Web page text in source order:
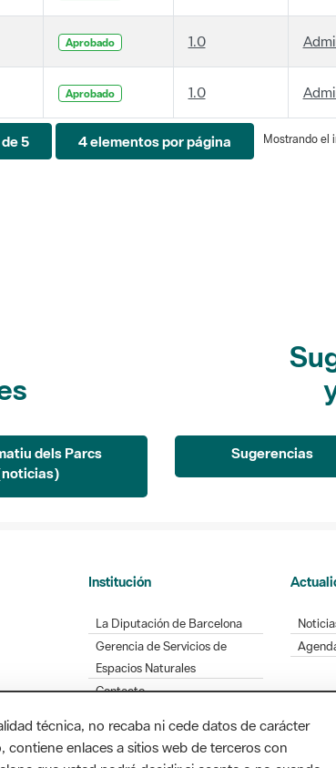
Aprobado 1.0
Aprobado 1.0
5 4 elementos por página Mostrando el
dels Parcs
Sugerencias
Institución
La Diputación de Barcelona
Gerencia de Servicios de
Espacios Naturales
Contacto
técnica, no recaba ni cede datos de carácter
enlaces a sitios web de terceros con